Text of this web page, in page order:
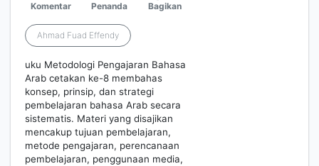
Komentar Penanda Bagikan
Ahmad Fuad Effendy
uku Metodologi Pengajaran Bahasa
Arab cetakan ke-8 membahas
konsep, prinsip, dan strategi
pembelajaran bahasa Arab secara
sistematis. Materi yang disajikan
mencakup tujuan pembelajaran,
metode pengajaran, perencanaan
pembelajaran, penggunaan media,